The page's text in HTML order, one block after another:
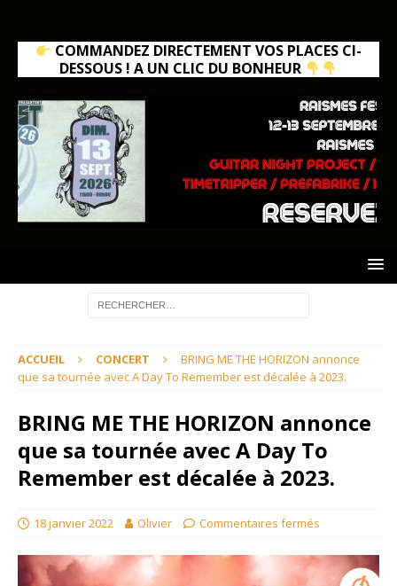
COMMANDEZ DIRECTEMENT VOS PLACES CI-
DESSOUS ! A UN CLIC DU BONHEUR
ACCUEIL CONCERT
BRING ME THE HORIZON annonce
que sa tournée avec A Day To Remember est décalée à 2023.
BRING ME THE HORIZON annonce
que sa tournée avec A Day To
Remember est décalée à 2023.
18 janvier 2022 Olivier Commentaires fermés